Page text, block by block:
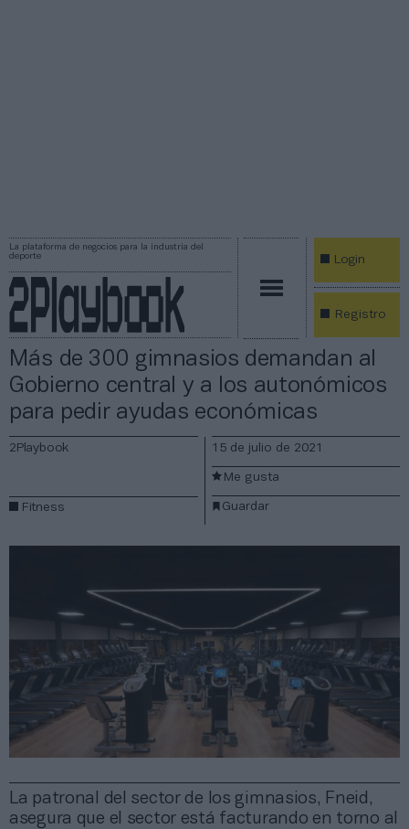
La plataforma de negocios para la industria del
deporte
Login
Registro
Más de 300 gimnasios demandan al
Gobierno central y a los autonómicos
para pedir ayudas económicas
La patronal del sector de los gimnasios, Fneid,
asegura que el sector está facturando en torno al
2Playbook
Fitness
15 de julio de 2021
Guardar
Me gusta